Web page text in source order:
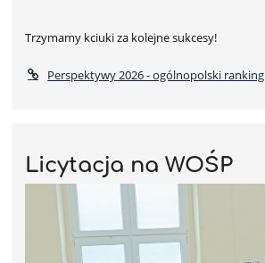
Trzymamy kciuki za kolejne sukcesy!
Perspektywy 2026 - ogólnopolski ranking
Licytacja na WOŚP